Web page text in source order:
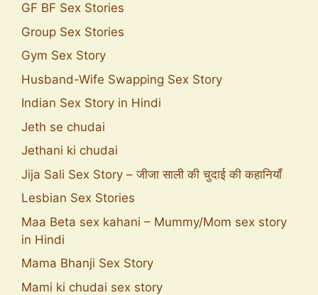
GF BF Sex Stories
Group Sex Stories
Gym Sex Story
Husband-Wife Swapping Sex Story
Indian Sex Story in Hindi
Jeth se chudai
Jethani ki chudai
Jija Sali Sex Story – जीजा साली की चुदाई की कहानियाँ
Lesbian Sex Stories
Maa Beta sex kahani – Mummy/Mom sex story
in Hindi
Mama Bhanji Sex Story
Mami ki chudai sex story